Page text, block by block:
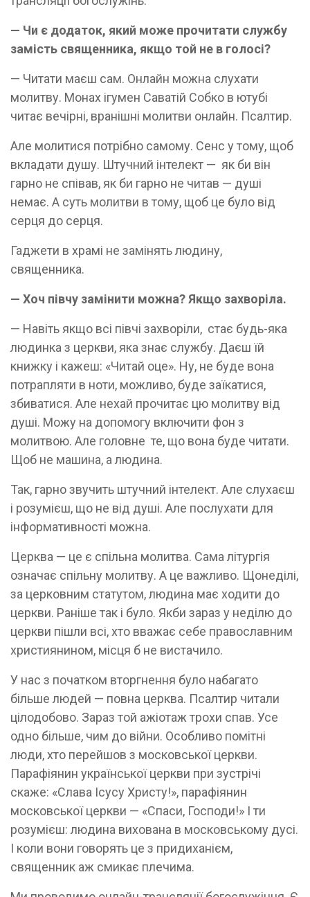
— Чи є додаток, який може прочитати службу
замість священника, якщо той не в голосі?
— Читати маєш сам. Онлайн можна слухати
молитву. Монах ігумен Саватій Собко в ютубі
читає вечірні, вранішні молитви онлайн. Псалтир.
Але молитися потрібно самому. Сенс у тому, щоб
вкладати душу. Штучний інтелект — як би він
гарно не співав, як би гарно не читав — душі
немає. А суть молитви в тому, щоб це було від
серця до серця.
Гаджети в храмі не замінять людину,
священника.
— Хоч півчу замінити можна? Якщо захворіла.
— Навіть якщо всі півчі захворіли, стає будь-яка
людинка з церкви, яка знає службу. Даєш їй
книжку і кажеш: «Читай оце». Ну, не буде вона
потрапляти в ноти, можливо, буде заїкатися,
збиватися. Але нехай прочитає цю молитву від
душі. Можу на допомогу включити фон з
молитвою. Але головне те, що вона буде читати.
Щоб не машина, а людина.
Так, гарно звучить штучний інтелект. Але слухаєш
і розумієш, що не від душі. Але послухати для
інформативності можна.
Церква — це є спільна молитва. Сама літургія
означає спільну молитву. А це важливо. Щонеділі,
за церковним статутом, людина має ходити до
церкви. Раніше так і було. Якби зараз у неділю до
церкви пішли всі, хто вважає себе православним
християнином, місця б не вистачило.
У нас з початком вторгнення було набагато
більше людей — повна церква. Псалтир читали
цілодобово. Зараз той ажіотаж трохи спав. Усе
одно більше, чим до війни. Особливо помітні
люди, хто перейшов з московської церкви.
Парафіянин української церкви при зустрічі
скаже: «Слава Ісусу Христу!», парафіянин
московської церкви — «Спаси, Господи!» І ти
розумієш: людина вихована в московському дусі.
І коли вони говорять це з придиханієм,
священник аж смикає плечима.